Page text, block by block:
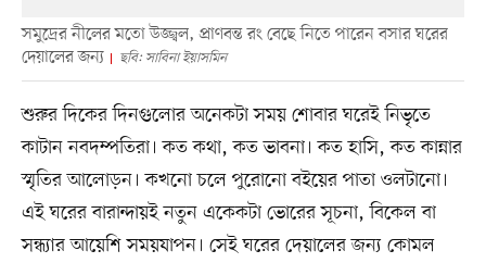
সমুদ্রের নীলের মতো উজ্জ্বল, প্রাণবন্ত রং বেছে নিতে পারেন বসার ঘরের
দেয়ালের জন্য
ছবি: সাবিনা ইয়াসমিন
শুরুর দিকের দিনগুলোর অনেকটা সময় শোবার ঘরেই নিভৃতে
কাটান নবদম্পতিরা। কত কথা, কত ভাবনা। কত হাসি, কত কান্নার
স্মৃতির আলোড়ন। কখনো চলে পুরোনো বইয়ের পাতা ওলটানো।
এই ঘরের বারান্দায়ই নতুন একেকটা ভোরের সূচনা, বিকেল বা
সন্ধ্যার আয়েশি সময়যাপন। সেই ঘরের দেয়ালের জন্য কোমল